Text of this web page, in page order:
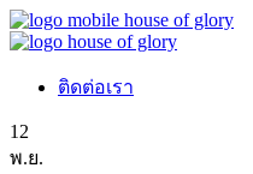
ติดต่อเรา
12
พ.ย.